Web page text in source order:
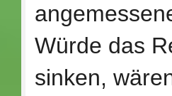
Würde das
sinken,